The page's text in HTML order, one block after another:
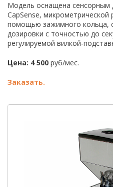
Модель оснащена сенсорным
CapSense, микрометрической
помощью зажимного кольца,
дозировки с точностью до
регулируемой вилкой-
Цена: 4 500 руб/мес.
Заказать.